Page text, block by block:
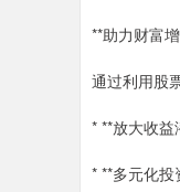
**助力财富
通过利用股
* **放大收益
* **多元化投